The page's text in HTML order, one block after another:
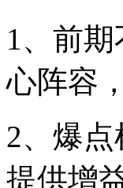
1、前
心阵容
2、爆
提供增